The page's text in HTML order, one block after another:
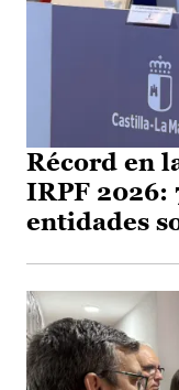
Récord en
IRPF 2026:
entidades